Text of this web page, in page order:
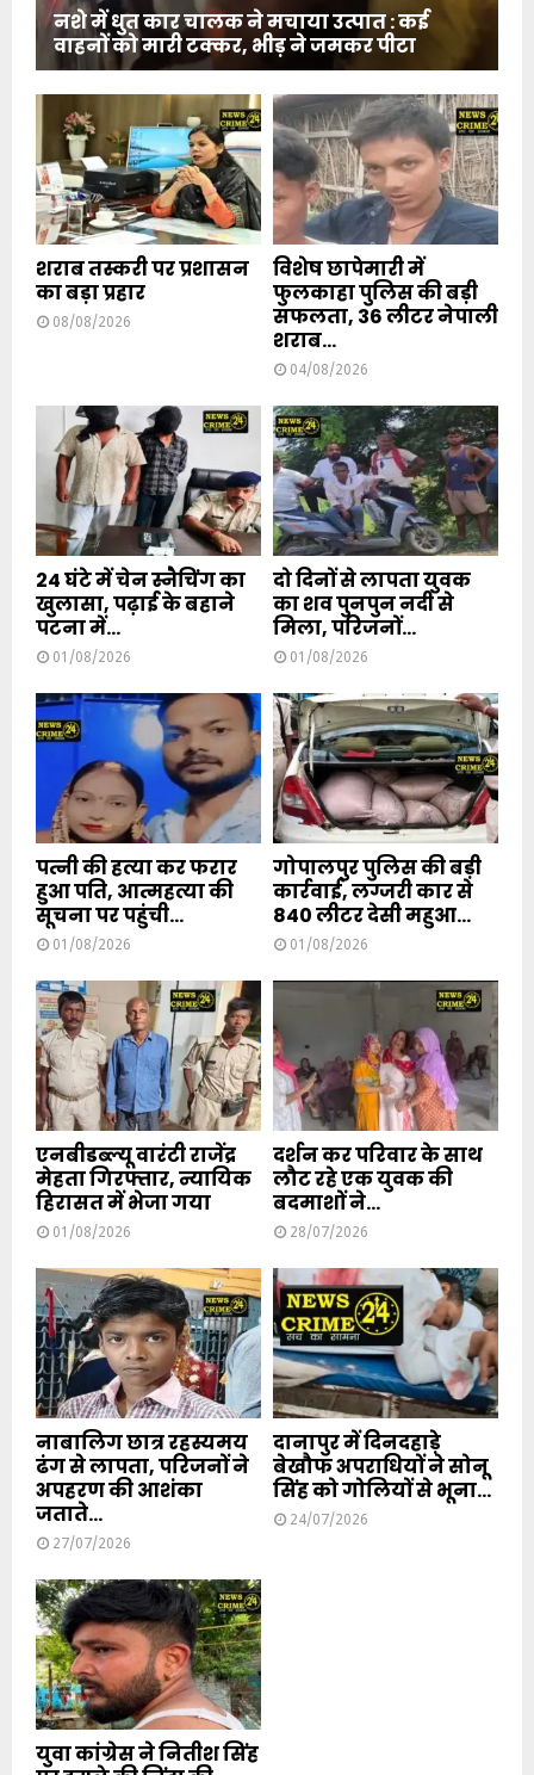
नशे में धुत कार चालक ने मचाया उत्पात : कई
वाहनों को मारी टक्कर, भीड़ ने जमकर पीटा
शराब तस्करी पर प्रशासन
का बड़ा प्रहार
08/08/2026
विशेष छापेमारी में
फुलकाहा पुलिस की बड़ी
सफलता, 36 लीटर नेपाली
शराब...
04/08/2026
24 घंटे में चेन स्नैचिंग का
खुलासा, पढ़ाई के बहाने
पटना में...
01/08/2026
दो दिनों से लापता युवक
का शव पुनपुन नदी से
मिला, परिजनों...
01/08/2026
पत्नी की हत्या कर फरार
हुआ पति, आत्महत्या की
सूचना पर पहुंची...
01/08/2026
गोपालपुर पुलिस की बड़ी
कार्रवाई, लग्जरी कार से
840 लीटर देसी महुआ...
01/08/2026
एनबीडब्ल्यू वारंटी राजेंद्र
मेहता गिरफ्तार, न्यायिक
हिरासत में भेजा गया
01/08/2026
दर्शन कर परिवार के साथ
लौट रहे एक युवक की
बदमाशों ने...
28/07/2026
नाबालिग छात्र रहस्यमय
ढंग से लापता, परिजनों ने
अपहरण की आशंका
जताते...
27/07/2026
दानापुर में दिनदहाड़े
बेखौफ अपराधियों ने सोनू
सिंह को गोलियों से भूना...
24/07/2026
युवा कांग्रेस ने नितीश सिंह